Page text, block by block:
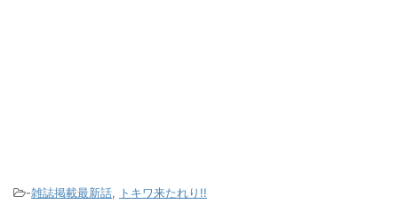
-雑誌掲載最新話, トキワ来たれり!!